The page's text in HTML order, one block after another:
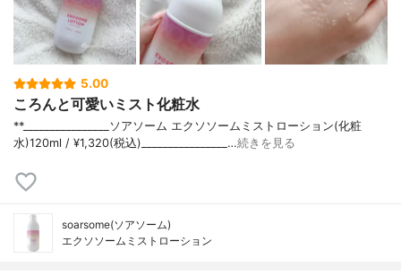
5.00
ころんと可愛いミスト化粧水
**⁡________________⁡ソアソーム ⁡エクソソームミストローション(化粧
水)120ml / ¥1,320(税込)________________…続きを見る
soarsome(ソアソーム)
エクソソームミストローション